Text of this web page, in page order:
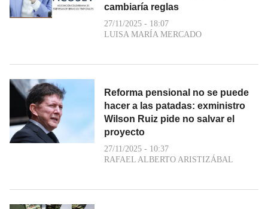
cambiaría reglas
27/11/2025 - 18:07
LUISA MARÍA MERCADO
Reforma pensional no se puede
hacer a las patadas: exministro
Wilson Ruiz pide no salvar el
proyecto
27/11/2025 - 10:37
RAFAEL ALBERTO ARISTIZÁBAL